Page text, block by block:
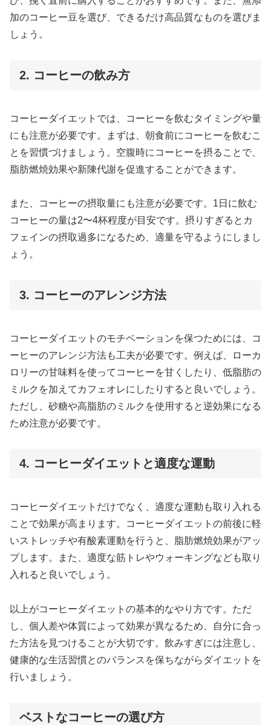
加のコーヒー豆を選び、できるだけ高品質なものを選びま
しょう。
2. コーヒーの飲み方
コーヒーダイエットでは、コーヒーを飲むタイミングや量
にも注意が必要です。まずは、朝食前にコーヒーを飲むこ
とを習慣づけましょう。空腹時にコーヒーを摂ることで、
脂肪燃焼効果や新陳代謝を促進することができます。
また、コーヒーの摂取量にも注意が必要です。1日に飲む
コーヒーの量は2〜4杯程度が目安です。摂りすぎるとカ
フェインの摂取過多になるため、適量を守るようにしまし
ょう。
3. コーヒーのアレンジ方法
コーヒーダイエットのモチベーションを保つためには、コ
ーヒーのアレンジ方法も工夫が必要です。例えば、ローカ
ロリーの甘味料を使ってコーヒーを甘くしたり、低脂肪の
ミルクを加えてカフェオレにしたりすると良いでしょう。
ただし、砂糖や高脂肪のミルクを使用すると逆効果になる
ため注意が必要です。
4. コーヒーダイエットと適度な運動
コーヒーダイエットだけでなく、適度な運動も取り入れる
ことで効果が高まります。コーヒーダイエットの前後に軽
いストレッチや有酸素運動を行うと、脂肪燃焼効果がアッ
プします。また、適度な筋トレやウォーキングなども取り
入れると良いでしょう。
以上がコーヒーダイエットの基本的なやり方です。ただ
し、個人差や体質によって効果が異なるため、自分に合っ
た方法を見つけることが大切です。飲みすぎには注意し、
健康的な生活習慣とのバランスを保ちながらダイエットを
行いましょう。
ベストなコーヒーの選び方